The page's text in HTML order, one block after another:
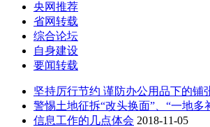
央网推荐
省网转载
综合论坛
自身建设
要闻转载
坚持厉行节约 谨防办公用品下的铺
警惕土地征拆“改头换面”、“一地多
信息工作的几点体会 2018-11-05